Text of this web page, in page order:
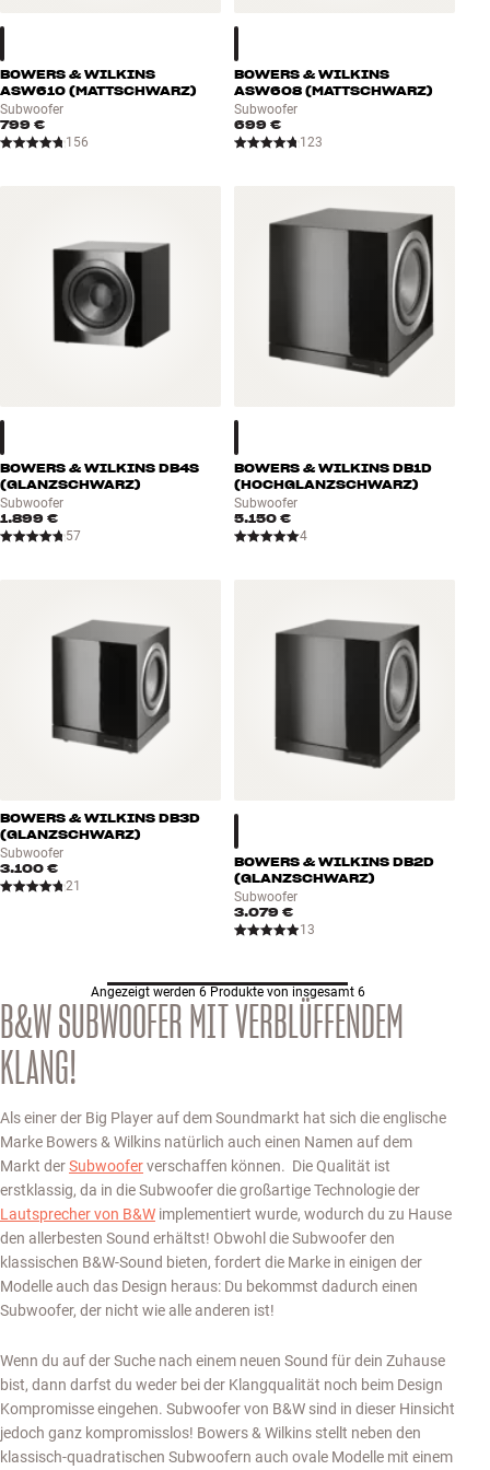
INSPIRATION
ANGEBOTE
Store Finden
Kundendienst
Anmelden
BOWERS & WILKINS
ASW610 (MATTSCHWARZ)
Subwoofer
799 €
156
BOWERS & WILKINS
ASW608 (MATTSCHWARZ)
Subwoofer
699 €
123
BOWERS & WILKINS DB4S
(GLANZSCHWARZ)
Subwoofer
1.899 €
57
BOWERS & WILKINS DB1D
(HOCHGLANZSCHWARZ)
Subwoofer
5.150 €
4
BOWERS & WILKINS DB3D
(GLANZSCHWARZ)
Subwoofer
3.100 €
21
BOWERS & WILKINS DB2D
(GLANZSCHWARZ)
Subwoofer
3.079 €
13
Angezeigt werden 6 Produkte von insgesamt 6
B&W SUBWOOFER MIT VERBLÜFFENDEM
KLANG!
Als einer der Big Player auf dem Soundmarkt hat sich die englische
Marke Bowers & Wilkins natürlich auch einen Namen auf dem
Markt derSubwooferverschaffen können. Die Qualität ist
erstklassig, da in die Subwoofer die großartige Technologie der
Lautsprecher von B&W implementiert wurde, wodurch du zu Hause
den allerbesten Sound erhältst! Obwohl die Subwoofer den
klassischen B&W-Sound bieten, fordert die Marke in einigen der
Modelle auch das Design heraus: Du bekommst dadurch einen
Subwoofer, der nicht wie alle anderen ist!
Wenn du auf der Suche nach einem neuen Sound für dein Zuhause
bist, dann darfst du weder bei der Klangqualität noch beim Design
Kompromisse eingehen. Subwoofer von B&W sind in dieser Hinsicht
jedoch ganz kompromisslos! Bowers & Wilkins stellt neben den
klassisch-quadratischen Subwoofern auch ovale Modelle mit einem